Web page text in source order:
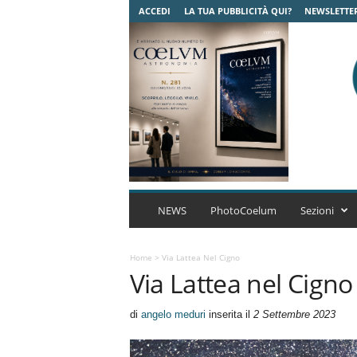
ACCEDI LA TUA PUBBLICITÀ QUI?
C
m
A
r
NEWS PhotoCoelum Sezioni
Home > Via Lattea Nel Cigno
Via Lattea nel Cigno
di angelo meduri inserita il 2 Settembre 2023